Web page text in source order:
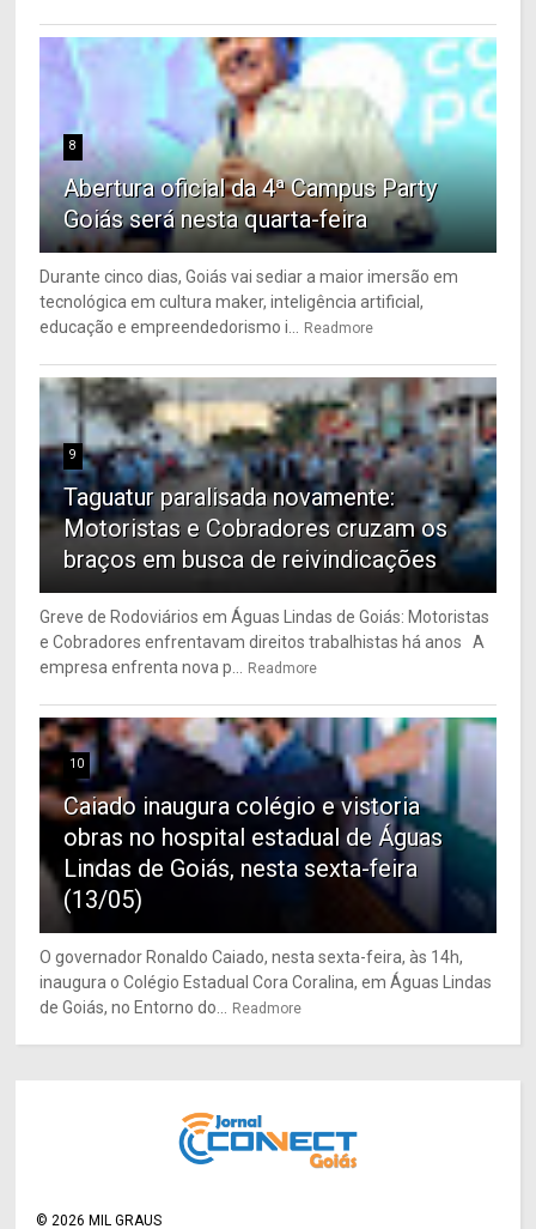
8
Abertura oficial da 4ª Campus Party
Goiás será nesta quarta-feira
Durante cinco dias, Goiás vai sediar a maior imersão em
tecnológica em cultura maker, inteligência artificial,
educação e empreendedorismo i...
Readmore
9
Taguatur paralisada novamente:
Motoristas e Cobradores cruzam os
braços em busca de reivindicações
Greve de Rodoviários em Águas Lindas de Goiás: Motoristas
e Cobradores enfrentavam direitos trabalhistas há anos A
empresa enfrenta nova p...
Readmore
10
Caiado inaugura colégio e vistoria
obras no hospital estadual de Águas
Lindas de Goiás, nesta sexta-feira
(13/05)
O governador Ronaldo Caiado, nesta sexta-feira, às 14h,
inaugura o Colégio Estadual Cora Coralina, em Águas Lindas
de Goiás, no Entorno do...
Readmore
© 2026 MIL GRAUS